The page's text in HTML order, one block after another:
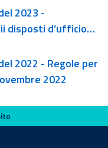
2023 -
disposti d’ufficio
2022 - Regole per
2022